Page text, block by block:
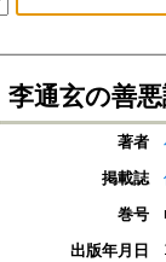
李通玄の善
著者
掲載誌
巻号
出版年月日